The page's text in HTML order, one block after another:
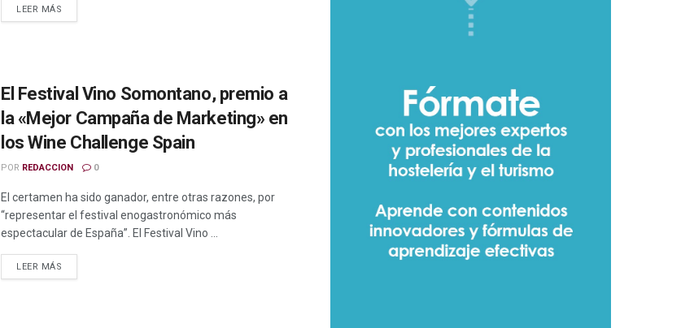
LEER MÁS
El Festival Vino Somontano, premio a
la «Mejor Campaña de Marketing» en
los Wine Challenge Spain
POR REDACCION 0
El certamen ha sido ganador, entre otras razones, por
“representar el festival enogastronómico más
espectacular de España”. El Festival Vino ...
LEER MÁS